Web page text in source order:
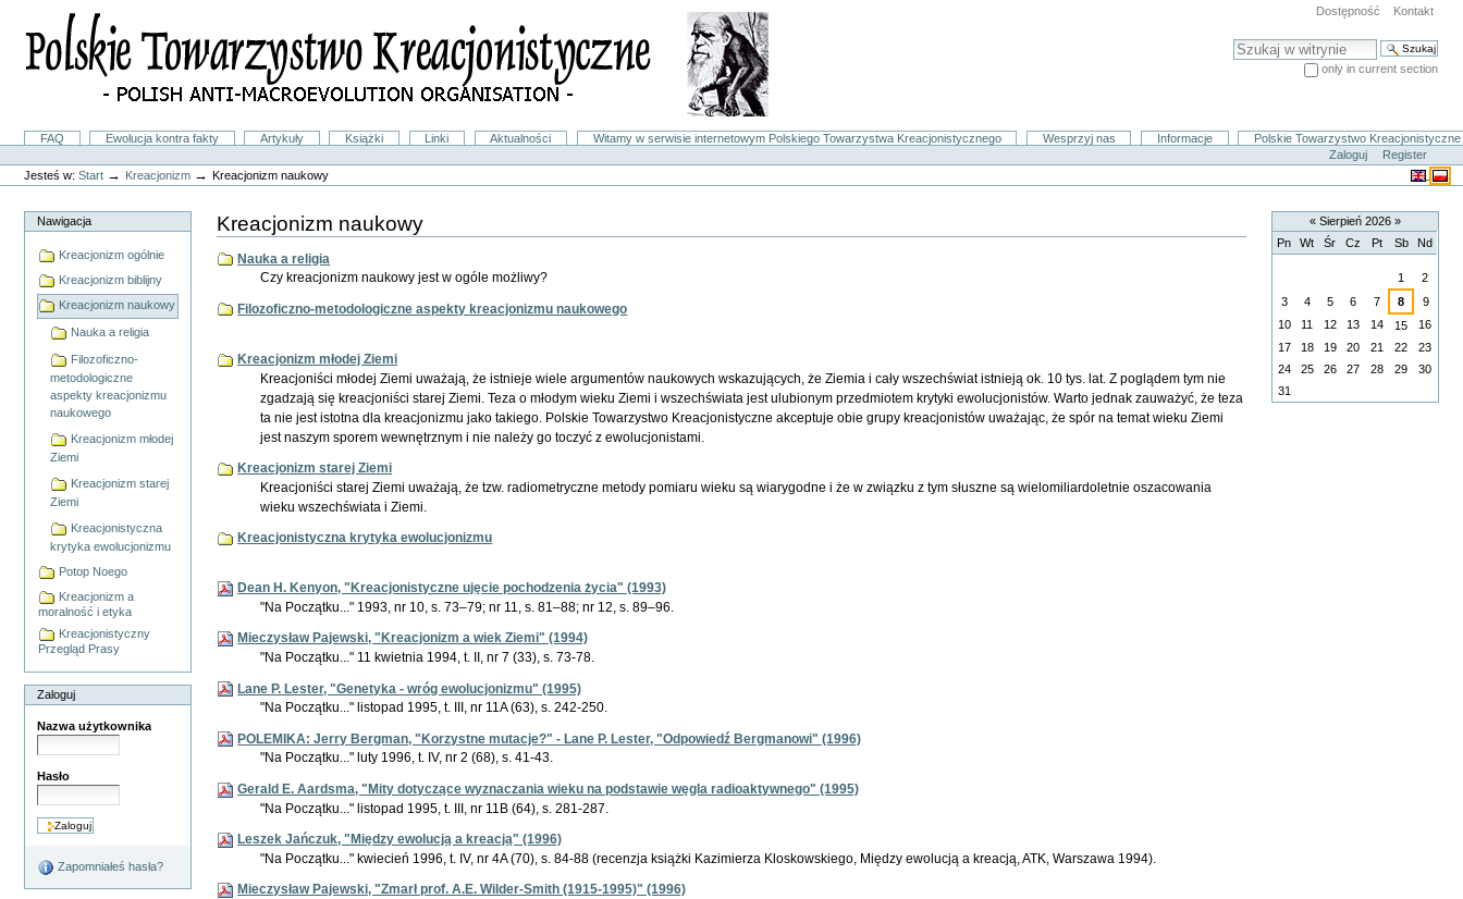
skróty
nawigacji
Dostępność Kontakt
Szukaj
only in current section
FAQ Ewolucja kontra fakty Artykuły Książki Linki Aktualności Witamy w serwisie internetowym Polskiego Towarzystwa Kreacjonistycznego Wesprzyj nas Informacje
Polskie Towarzystwo Kreacjonistyczne
Narzędzia
osobiste
Zaloguj
Register
Jesteś w: Start → Kreacjonizm →Kreacjonizm naukowy
Nawigacja
Kreacjonizm ogólnie
Kreacjonizm biblijny
Kreacjonizm naukowy
Nauka a religia
Filozoficzno-
metodologiczne
aspekty kreacjonizmu
naukowego
Kreacjonizm młodej
Ziemi
Kreacjonizm starej
Ziemi
Kreacjonistyczna
krytyka ewolucjonizmu
Potop Noego
Kreacjonizm a
moralność i etyka
Kreacjonistyczny
Przegląd Prasy
Zaloguj
Nazwa użytkownika
Hasło
Zapomniałeś hasła?
Kreacjonizm naukowy
Nauka a religia
Czy kreacjonizm naukowy jest w ogóle możliwy?
Filozoficzno-metodologiczne aspekty kreacjonizmu naukowego
Kreacjonizm młodej Ziemi
Kreacjoniści młodej Ziemi uważają, że istnieje wiele argumentów naukowych wskazujących, że Ziemia i cały wszechświat istnieją ok. 10 tys. lat. Z poglądem tym nie
zgadzają się kreacjoniści starej Ziemi. Teza o młodym wieku Ziemi i wszechświata jest ulubionym przedmiotem krytyki ewolucjonistów. Warto jednak zauważyć, że teza
ta nie jest istotna dla kreacjonizmu jako takiego. Polskie Towarzystwo Kreacjonistyczne akceptuje obie grupy kreacjonistów uważając, że spór na temat wieku Ziemi
jest naszym sporem wewnętrznym i nie należy go toczyć z ewolucjonistami.
Kreacjonizm starej Ziemi
Kreacjoniści starej Ziemi uważają, że tzw. radiometryczne metody pomiaru wieku są wiarygodne i że w związku z tym słuszne są wielomiliardoletnie oszacowania
wieku wszechświata i Ziemi.
Kreacjonistyczna krytyka ewolucjonizmu
Dean H. Kenyon, "Kreacjonistyczne ujęcie pochodzenia życia" (1993)
"Na Początku..." 1993, nr 10, s. 73–79; nr 11, s. 81–88; nr 12, s. 89–96.
Mieczysław Pajewski, "Kreacjonizm a wiek Ziemi" (1994)
"Na Początku..." 11 kwietnia 1994, t. II, nr 7 (33), s. 73-78.
Lane P. Lester, "Genetyka - wróg ewolucjonizmu" (1995)
"Na Początku..." listopad 1995, t. III, nr 11A (63), s. 242-250.
POLEMIKA: Jerry Bergman, "Korzystne mutacje?" - Lane P. Lester, "Odpowiedź Bergmanowi" (1996)
"Na Początku..." luty 1996, t. IV, nr 2 (68), s. 41-43.
Gerald E. Aardsma, "Mity dotyczące wyznaczania wieku na podstawie węgla radioaktywnego" (1995)
"Na Początku..." listopad 1995, t. III, nr 11B (64), s. 281-287.
Leszek Jańczuk, "Między ewolucją a kreacją" (1996)
"Na Początku..." kwiecień 1996, t. IV, nr 4A (70), s. 84-88 (recenzja książki Kazimierza Kloskowskiego, Między ewolucją a kreacją, ATK, Warszawa 1994).
Mieczysław Pajewski, "Zmarł prof. A.E. Wilder-Smith (1915-1995)" (1996)
«Sierpień 2026 »
Pn Wt Śr Cz Pt Sb Nd
1
2
3
4 5 6 7 8
9
10
11 12 13 14 15
16
17
18 19 20 21 22
23
24
25 26 27 28 29
30
31